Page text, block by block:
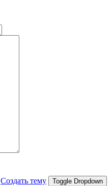
Создать тему Toggle Dropdown